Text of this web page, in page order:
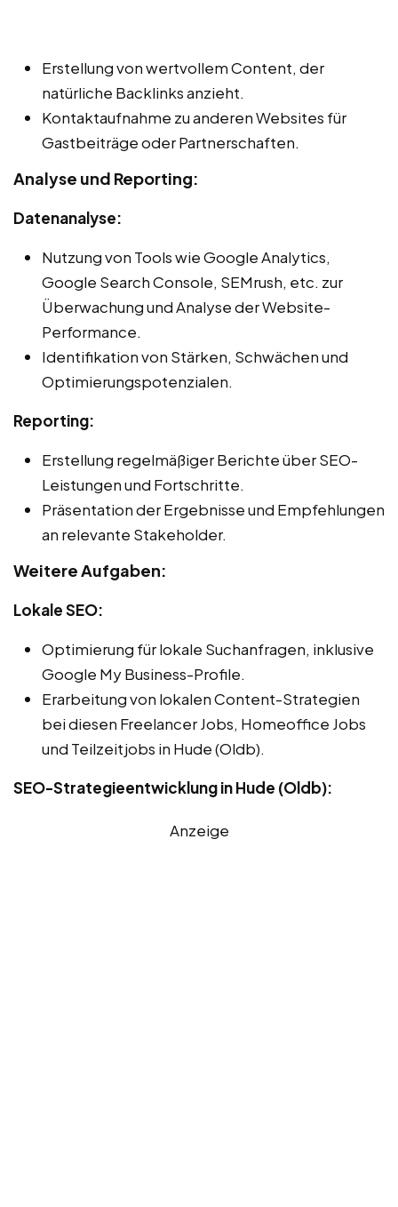
Erstellung von wertvollem Content, der
natürliche Backlinks anzieht.
Kontaktaufnahme zu anderen Websites für
Gastbeiträge oder Partnerschaften.
Analyse und Reporting:
Datenanalyse:
Nutzung von Tools wie Google Analytics,
Google Search Console, SEMrush, etc. zur
Überwachung und Analyse der Website-
Performance.
Identifikation von Stärken, Schwächen und
Optimierungspotenzialen.
Reporting:
Erstellung regelmäßiger Berichte über SEO-
Leistungen und Fortschritte.
Präsentation der Ergebnisse und Empfehlungen
an relevante Stakeholder.
Weitere Aufgaben:
Lokale SEO:
Optimierung für lokale Suchanfragen, inklusive
Google My Business-Profile.
Erarbeitung von lokalen Content-Strategien
bei diesen Freelancer Jobs, Homeoffice Jobs
und Teilzeitjobs in Hude (Oldb).
SEO-Strategieentwicklung in Hude (Oldb):
Anzeige